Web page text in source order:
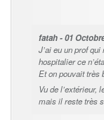
fatah - 01
J’ai eu un prof
hospitalier ce
Et on pouvait très
Vu de l’extérieur,
mais il reste très